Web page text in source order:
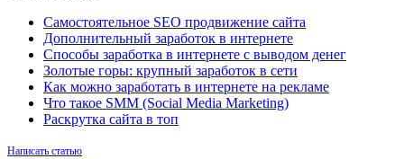
Самостоятельное SEO продвижение сайта
Дополнительный заработок в интернете
Способы заработка в интернете с выводом денег
Золотые горы: крупный заработок в сети
Как можно заработать в интернете на рекламе
Что такое SMM (Social Media Marketing)
Раскрутка сайта в топ
Написать статью